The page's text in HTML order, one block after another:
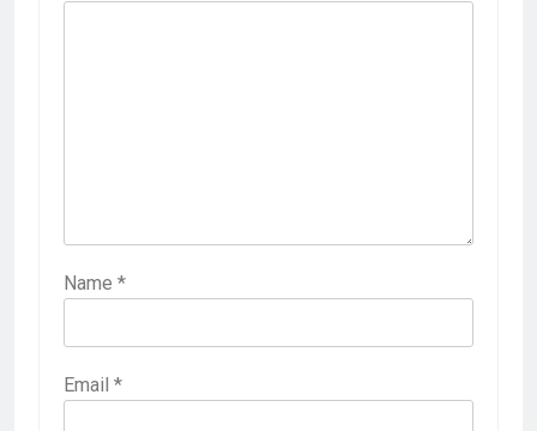
Name *
Email *